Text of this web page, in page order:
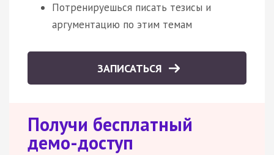
Потренируешься писать тезисы и
аргументацию по этим темам
ЗАПИСАТЬСЯ
Получи бесплатный
демо-доступ